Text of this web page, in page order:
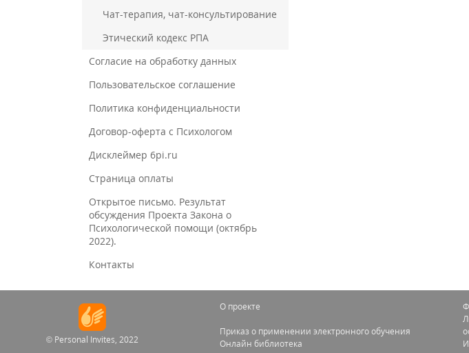
Чат-терапия, чат-консультирование
Этический кодекс РПА
Согласие на обработку данных
Пользовательское соглашение
Политика конфиденциальности
Договор-оферта с Психологом
Дисклеймер 6pi.ru
Страница оплаты
Открытое письмо. Результат
обсуждения Проекта Закона о
Психологической помощи (октябрь
2022).
Контакты
© Personal Invites, 2022
О проекте
Приказ о применении электронного обучения
Онлайн библиотека